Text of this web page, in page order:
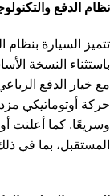
نظام الدفع
تتميز السيارة بنظام
باستثناء النسخة
مع خيار الدفع
حركة أوتوماتيكي
وسريعًا. كما أعلنت
المستقبل، بما في